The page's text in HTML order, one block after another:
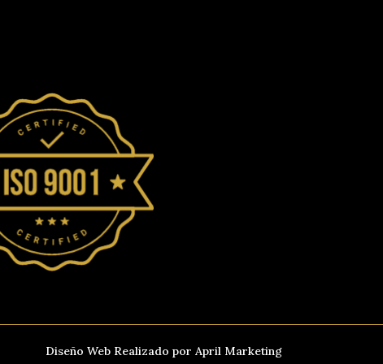
Diseño Web Realizado por April Marketing